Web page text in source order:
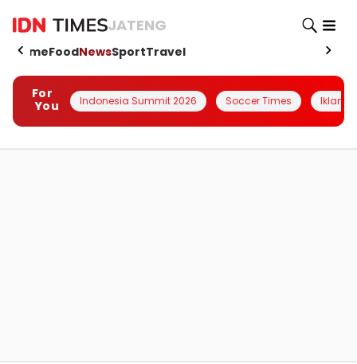
JATENG
HomeFoodNewsSportTravel
For
You
Indonesia Summit 2026 Soccer Times Iklanin